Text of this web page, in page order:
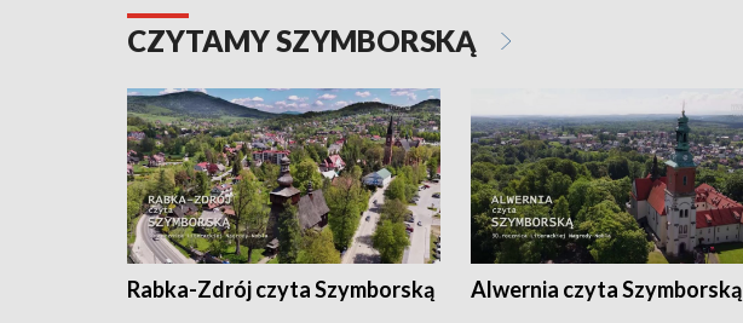
CZYTAMY SZYMBORSKĄ
Rabka-Zdrój czyta Szymborską Alwernia czyta Szymborską